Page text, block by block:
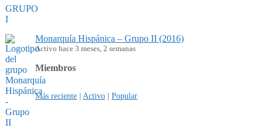
Monarquía Hispánica – Grupo II (2016)
Activo hace 3 meses, 2 semanas
Miembros
Más reciente | Activo | Popular